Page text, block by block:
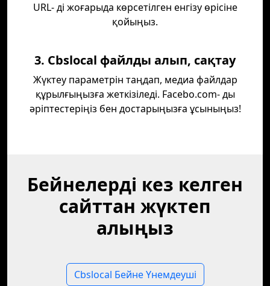
URL- ді жоғарыда көрсетілген енгізу өрісіне
қойыңыз.
3. Cbslocal файлды алып, сақтау
Жүктеу параметрін таңдап, медиа файлдар
құрылғыңызға жеткізіледі. Facebo.com- ды
әріптестеріңіз бен достарыңызға ұсыныңыз!
Бейнелерді кез келген
сайттан жүктеп
алыңыз
Cbslocal Бейне Үнемдеуші